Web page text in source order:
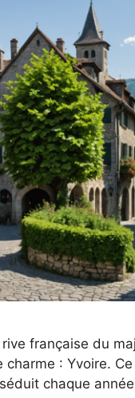
française du
: Yvoire.
chaque